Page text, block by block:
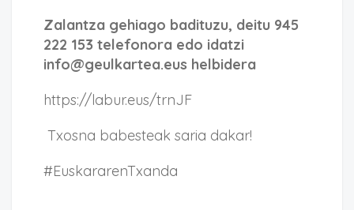
Zalantza gehiago badituzu, deitu 945
222 153 telefonora edo idatzi
info@geulkartea.eus helbidera
https://labur.eus/trnJF
Txosna babesteak saria dakar!
#EuskararenTxanda